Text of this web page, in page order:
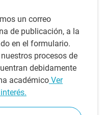
un correo
de publicación, a la
en el formulario.
procesos de
debidamente
académico Ver